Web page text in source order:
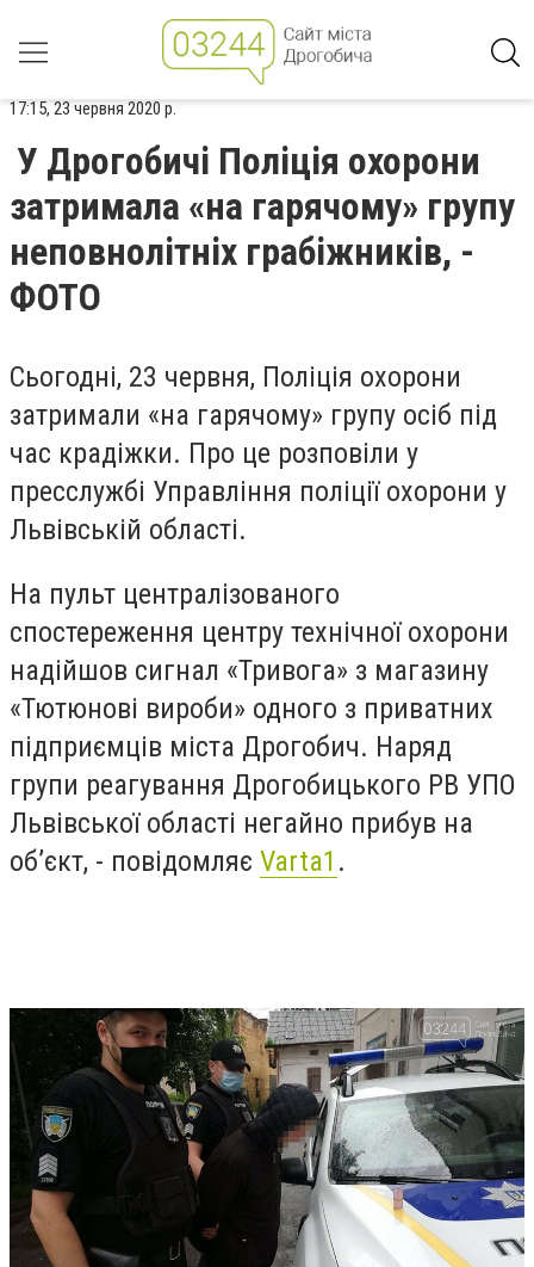
17:15, 23 червня 2020 р.
У Дрогобичі Поліція охорони
затримала «на гарячому» групу
неповнолітніх грабіжників, -
ФОТО
Сьогодні, 23 червня, Поліція охорони
затримали «на гарячому» групу осіб під
час крадіжки. Про це розповіли у
пресслужбі Управління поліції охорони у
Львівській області.
На пульт централізованого
спостереження центру технічної охорони
надійшов сигнал «Тривога» з магазину
«Тютюнові вироби» одного з приватних
підприємців міста Дрогобич. Наряд
групи реагування Дрогобицького РВ УПО
Львівської області негайно прибув на
об’єкт, - повідомляє Varta1 .